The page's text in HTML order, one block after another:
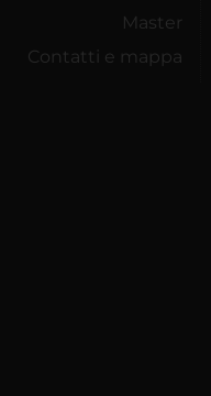
Master
Contatti e mappa